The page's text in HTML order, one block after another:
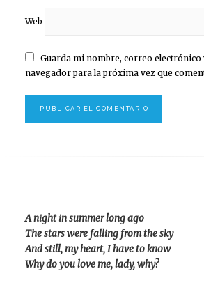
Web
Guarda mi nombre, correo electrónico
navegador para la próxima vez que
A night in summer long ago
The stars were falling from the sky
And still, my heart, I have to know
Why do you love me, lady, why?